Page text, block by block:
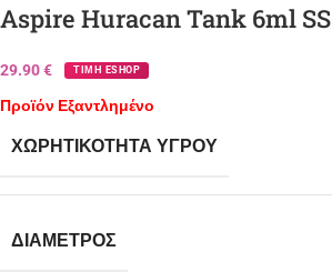
Aspire Huracan Tank 6ml SS
29.90€ ΤΙΜΗ ESHOP
Προϊόν Εξαντλημένο
ΧΩΡΗΤΙΚΌΤΗΤΑ ΥΓΡΟΎ
ΔΙΆΜΕΤΡΟΣ